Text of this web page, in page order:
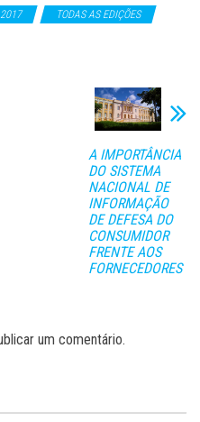
TODAS AS EDIÇÕES
A IMPORTÂNCIA
DO SISTEMA
NACIONAL DE
INFORMAÇÃO
DE DEFESA DO
CONSUMIDOR
FRENTE AOS
FORNECEDORES
um comentário.